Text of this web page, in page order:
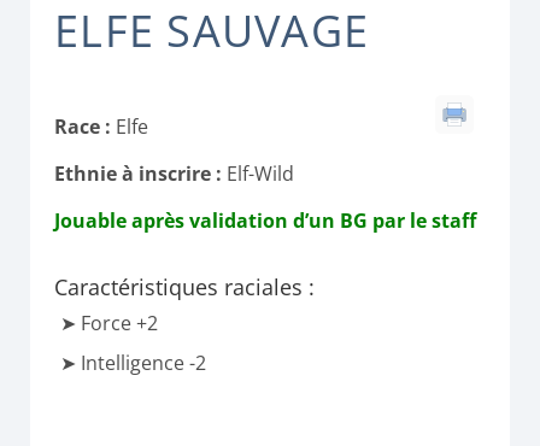
ELFE SAUVAGE
Race : Elfe
Ethnie à inscrire : Elf-Wild
Jouable après validation d’un BG par le staff
Caractéristiques raciales :
Force +2
Intelligence -2